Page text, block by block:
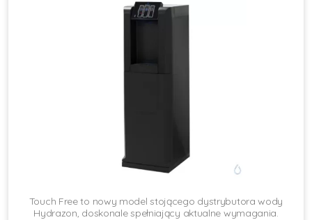
Touch Free to nowy model stojącego dystrybutora wody
Hydrazon, doskonale spełniający aktualne wymagania.